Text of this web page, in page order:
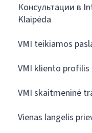
Консультации в
Klaipėda
VMI teikiamos
VMI kliento profilis
VMI skaitmeninė
Vienas langelis